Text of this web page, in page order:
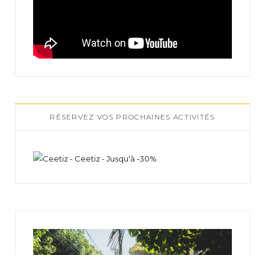
RÉSERVEZ VOS PROCHAINES ACTIVITÉS